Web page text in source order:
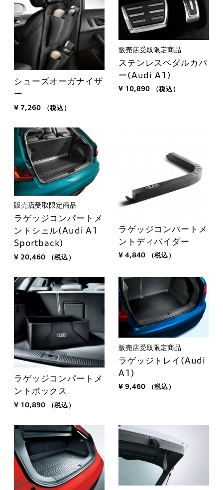
シューズオーガナイザ
ー
¥ 7,260 （税込）
販売店受取限定商品
ステンレスペダルカバ
ー(Audi A1)
¥ 10,890 （税込）
販売店受取限定商品
ラゲッジコンパートメ
ントシェル(Audi A1
Sportback)
¥ 20,460 （税込）
ラゲッジコンパートメ
ントディバイダー
¥ 4,840 （税込）
ラゲッジコンパートメ
ントボックス
¥ 10,890 （税込）
販売店受取限定商品
ラゲッジトレイ(Audi
A1)
¥ 9,460 （税込）